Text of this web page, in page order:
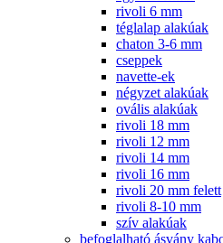
rivoli 6 mm
téglalap alakúak
chaton 3-6 mm
cseppek
navette-ek
négyzet alakúak
ovális alakúak
rivoli 18 mm
rivoli 12 mm
rivoli 14 mm
rivoli 16 mm
rivoli 20 mm felett
rivoli 8-10 mm
szív alakúak
befoglalható ásvány